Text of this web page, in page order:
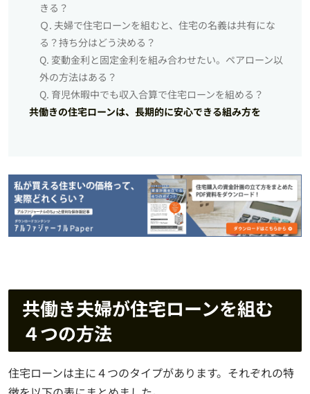
きる？
Ｑ. 夫婦で住宅ローンを組むと、住宅の名義は共有にな
る？持ち分はどう決める？
Q. 変動金利と固定金利を組み合わせたい。ペアローン以
外の方法はある？
Q. 育児休暇中でも収入合算で住宅ローンを組める？
共働きの住宅ローンは、長期的に安心できる組み方を
共働き夫婦が住宅ローンを組む
４つの方法
住宅ローンは主に４つのタイプがあります。それぞれの特